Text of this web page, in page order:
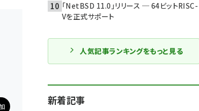
「NetBSD 11.0」リリース ─ 64ビットRISC-
Vを正式サポート
人気記事ランキングをもっと見る
新着記事